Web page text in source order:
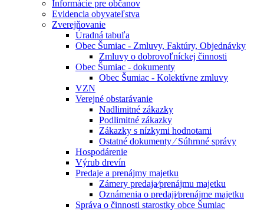
Informácie pre občanov
Evidencia obyvateľstva
Zverejňovanie
Úradná tabuľa
Obec Šumiac - Zmluvy, Faktúry, Objednávky
Zmluvy o dobrovoľníckej činnosti
Obec Šumiac - dokumenty
Obec Šumiac - Kolektívne zmluvy
VZN
Verejné obstarávanie
Nadlimitné zákazky
Podlimitné zákazky
Zákazky s nízkymi hodnotami
Ostatné dokumenty ⁄ Súhrnné správy
Hospodárenie
Výrub drevín
Predaje a prenájmy majetku
Zámery predaja⁄prenájmu majetku
Oznámenia o predaji⁄prenájme majetku
Správa o činnosti starostky obce Šumiac